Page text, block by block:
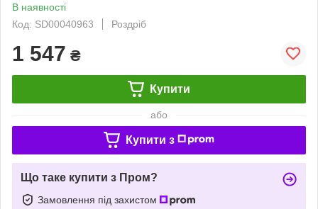
В наявності
Код: SD00040963
Роздріб
1 547 ₴
Купити
або
Купити з
Що таке купити з Пром?
Замовлення під захистом